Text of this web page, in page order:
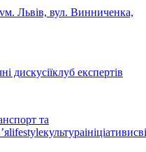
м. Львів, вул. Винниченка,
дискусіїклуб експертів
та
lifestyleкультураініціативи